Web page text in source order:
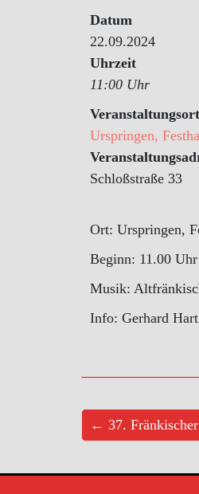
Datum
22.09.2024
Uhrzeit
11:00 Uhr
Veranstaltungsort
Urspringen,
Schloßstraße 33
Ort: Urspringen,
Beginn: 11.00 Uhr
Musik:
Info: Gerhard
← 37. Fränkischer